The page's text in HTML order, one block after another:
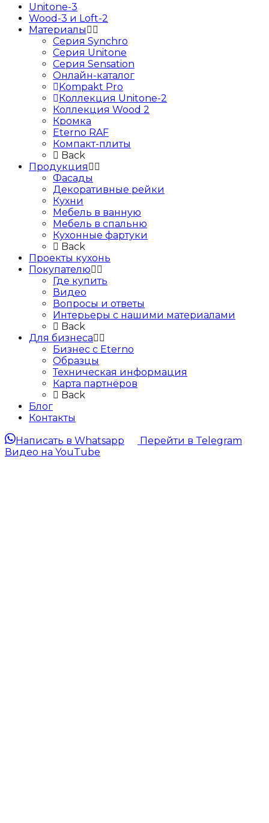
Unitone-3
Wood-3 и Loft-2
Материалы
Серия Synchro
Серия Unitone
Серия Sensation
Онлайн-каталог
Kompakt Pro
Коллекция Unitone-2
Коллекция Wood 2
Кромка
Eterno RAF
Компакт-плиты
Back
Продукция
Фасады
Декоративные рейки
Кухни
Мебель в ванную
Мебель в спальню
Кухонные фартуки
Back
Проекты кухонь
Покупателю
Где купить
Видео
Вопросы и ответы
Интерьеры с нашими материалами
Back
Для бизнеса
Бизнес с Eternо
Образцы
Техническая информация
Карта партнёров
Back
Блог
Контакты
Написать в Whatsapp
Перейти в Telegram
Видео на YouTube